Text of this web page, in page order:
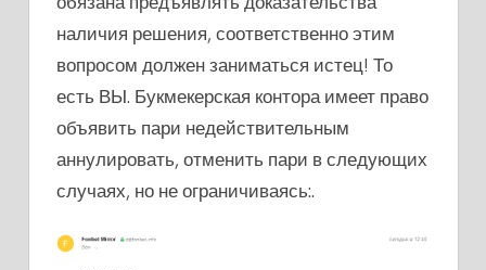
наличия решения, соответственно этим
вопросом должен заниматься истец! То
есть ВЫ. Букмекерская контора имеет право
объявить пари недействительным
аннулировать, отменить пари в следующих
случаях, но не ограничиваясь:.